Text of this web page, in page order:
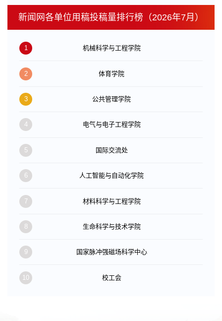
新闻网各单位用稿投稿量排行榜（2026年7月）
1 机械科学与工程学院
2 体育学院
3 公共管理学院
4 电气与电子工程学院
5 国际交流处
6 人工智能与自动化学院
7 材料科学与工程学院
8 生命科学与技术学院
9 国家脉冲强磁场科学中心
10 校工会